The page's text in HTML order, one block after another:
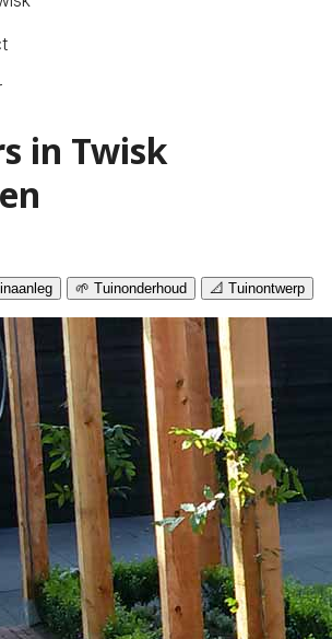
in Twisk
🌱 Tuinonderhoud 📐 Tuinontwerp